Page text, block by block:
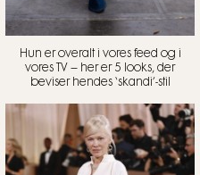
Hun er overalt i vores feed og i
vores TV – her er 5 looks, der
beviser hendes ‘skandi’-stil